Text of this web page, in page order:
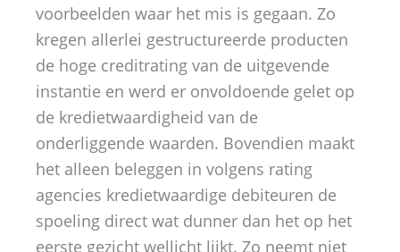
voorbeelden waar het mis is gegaan. Zo
kregen allerlei gestructureerde producten
de hoge creditrating van de uitgevende
instantie en werd er onvoldoende gelet op
de kredietwaardigheid van de
onderliggende waarden. Bovendien maakt
het alleen beleggen in volgens rating
agencies kredietwaardige debiteuren de
spoeling direct wat dunner dan het op het
eerste gezicht wellicht lijkt. Zo neemt niet